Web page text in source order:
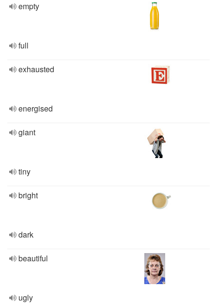
empty
full
exhausted
energised
giant
tiny
bright
dark
beautiful
ugly